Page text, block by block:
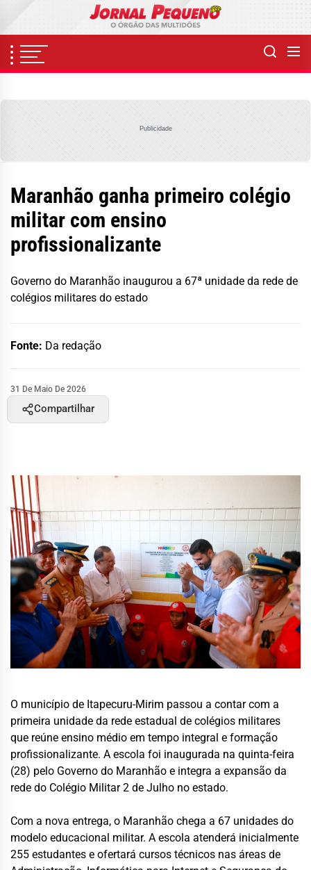
content
Publicidade
Maranhão ganha primeiro colégio
militar com ensino
profissionalizante
Governo do Maranhão inaugurou a 67ª unidade da rede de
colégios militares do estado
Fonte: Da redação
31 De Maio De 2026
Compartilhar
O município de Itapecuru-Mirim passou a contar com a
primeira unidade da rede estadual de colégios militares
que reúne ensino médio em tempo integral e formação
profissionalizante. A escola foi inaugurada na quinta-feira
(28) pelo Governo do Maranhão e integra a expansão da
rede do Colégio Militar 2 de Julho no estado.
Com a nova entrega, o Maranhão chega a 67 unidades do
modelo educacional militar. A escola atenderá inicialmente
255 estudantes e ofertará cursos técnicos nas áreas de